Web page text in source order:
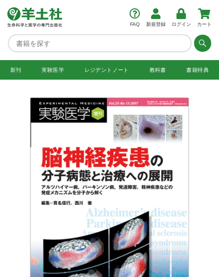
FAQ 新規登録 ログイン カート
新刊 実験医学 レジデント ノート 教科書 書籍特典